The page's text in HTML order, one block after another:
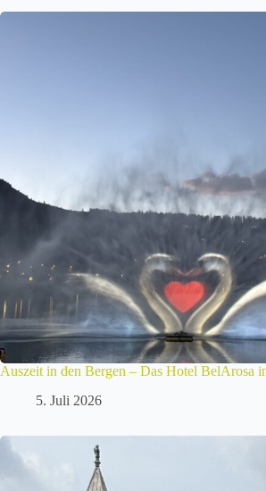
Auszeit in den Bergen – Das Hotel BelArosa
5. Juli 2026